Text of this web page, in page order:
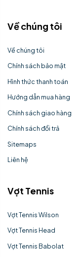
Về chúng tôi
Về chúng tôi
Chính sách bảo mật
Hình thức thanh toán
Hướng dẫn mua hàng
Chính sách giao hàng
Chính sách đổi trả
Sitemaps
Liên hệ
Vợt Tennis
Vợt Tennis Wilson
Vợt Tennis Head
Vợt Tennis Babolat